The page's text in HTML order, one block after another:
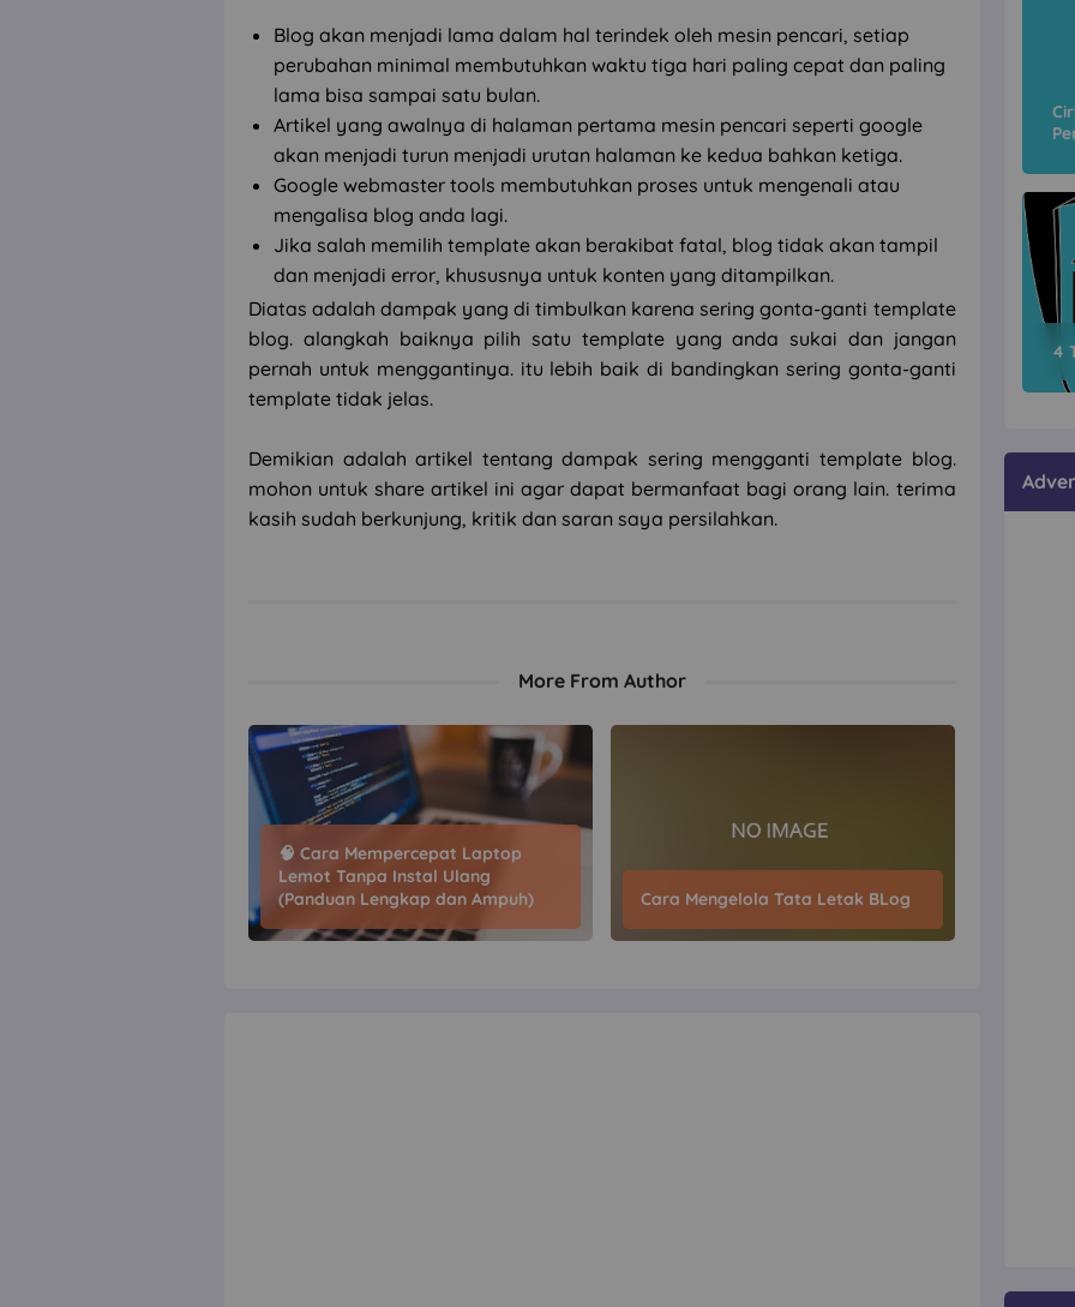
Blog akan menjadi lama dalam hal terindek oleh mesin pencari, setiap
perubahan minimal membutuhkan waktu tiga hari paling cepat dan paling
lama bisa sampai satu bulan.
Artikel yang awalnya di halaman pertama mesin pencari seperti google
akan menjadi turun menjadi urutan halaman ke kedua bahkan ketiga.
Google webmaster tools membutuhkan proses untuk mengenali atau
mengalisa blog anda lagi.
Jika salah memilih template akan berakibat fatal, blog tidak akan tampil
dan menjadi error, khususnya untuk konten yang ditampilkan.
Diatas adalah dampak yang di timbulkan karena sering gonta-ganti template
blog. alangkah baiknya pilih satu template yang anda sukai dan jangan
pernah untuk menggantinya. itu lebih baik di bandingkan sering gonta-ganti
template tidak jelas.
Demikian adalah artikel tentang dampak sering mengganti template blog.
mohon untuk share artikel ini agar dapat bermanfaat bagi orang lain. terima
kasih sudah berkunjung, kritik dan saran saya persilahkan.
More From Author
🧠 Cara Mempercepat Laptop
Lemot Tanpa Instal Ulang
(Panduan Lengkap dan Ampuh)
Cara Mengelola Tata Letak BLog
4